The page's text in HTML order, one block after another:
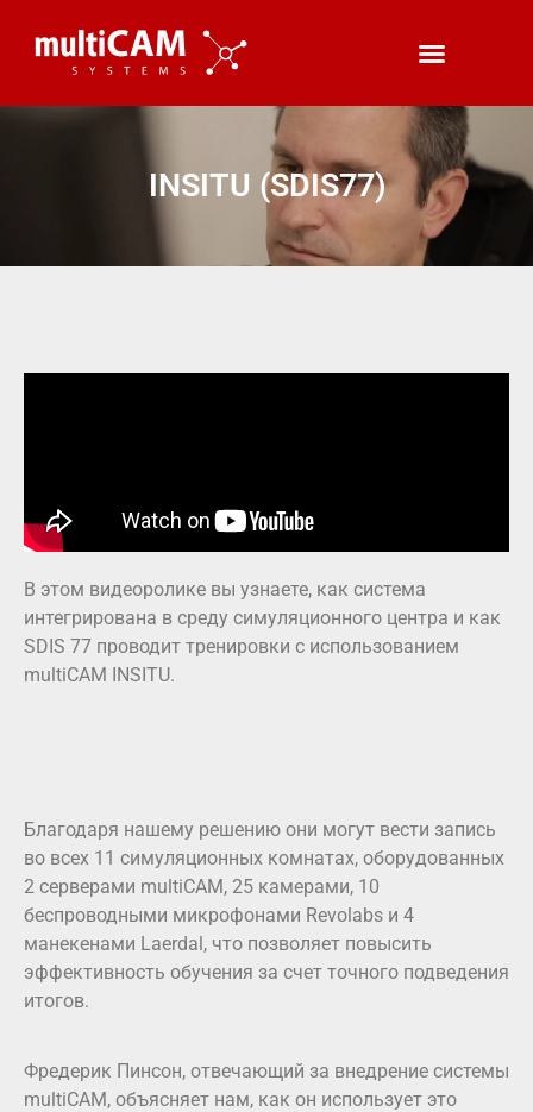
INSITU (SDIS77)
В этом видеоролике вы узнаете, как система
интегрирована в среду симуляционного центра и как
SDIS 77 проводит тренировки с использованием
multiCAM INSITU.
Благодаря нашему решению они могут вести запись
во всех 11 симуляционных комнатах, оборудованных
2 серверами multiCAM, 25 камерами, 10
беспроводными микрофонами Revolabs и 4
манекенами Laerdal, что позволяет повысить
эффективность обучения за счет точного подведения
итогов.
Фредерик Пинсон, отвечающий за внедрение системы
multiCAM, объясняет нам, как он использует это